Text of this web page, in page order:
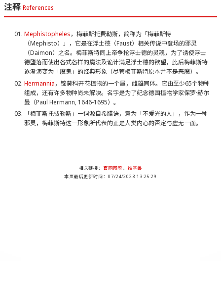
注释 References
Mephistopheles，梅菲斯托费勒斯，简称为「梅菲斯特
（Mephisto）」，它是在浮士德（Faust）相关传说中登场的邪灵
（Daimon）之名。梅菲斯特同上帝争抢浮士德的灵魂，为了诱使浮士
德堕落而使出各式各样的魔法及诡计满足浮士德的欲望，此后梅菲斯特
逐渐演变为「魔鬼」的经典形象（尽管梅菲斯特原本并不是恶魔）。
Hermannia，锦葵科开花植物的一个属，雌雄同体。它由至少65个物种
组成，还有许多物种尚未解决。名字是为了纪念德国植物学家保罗·赫尔
曼（Paul Hermann, 1646-1695）。
「梅菲斯托费勒斯」一词源自希腊语，意为「不爱光的人」，作为一种
邪灵，梅菲斯特这一形象所代表的正是人类内心的否定与虚无一面。
相关链接： 官网图鉴、 维基兽
本页最后更新时间：07/24/2023 13:25:29